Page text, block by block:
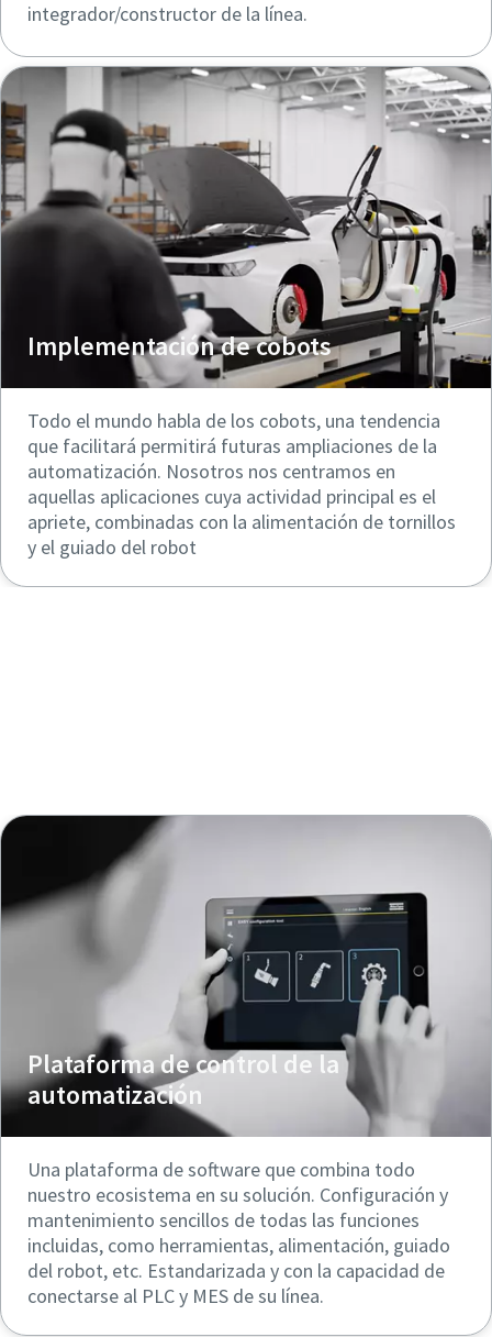
integrador/constructor de la línea.
Implementación de cobots
Todo el mundo habla de los cobots, una tendencia
que facilitará permitirá futuras ampliaciones de la
automatización. Nosotros nos centramos en
aquellas aplicaciones cuya actividad principal es el
apriete, combinadas con la alimentación de tornillos
y el guiado del robot
Plataforma de control de la
automatización
Una plataforma de software que combina todo
nuestro ecosistema en su solución. Configuración y
mantenimiento sencillos de todas las funciones
incluidas, como herramientas, alimentación, guiado
del robot, etc. Estandarizada y con la capacidad de
conectarse al PLC y MES de su línea.